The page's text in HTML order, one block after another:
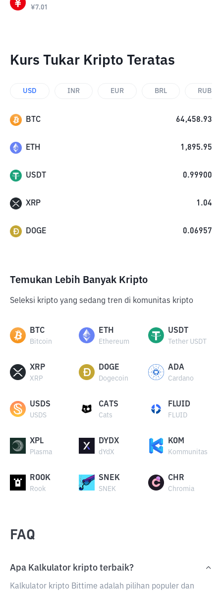
¥7.01
Kurs Tukar Kripto Teratas
USD INR EUR BRL RUB
BTC 64,458.93
ETH 1,895.95
USDT 0.99900
XRP 1.04
DOGE 0.06957
Temukan Lebih Banyak Kripto
Seleksi kripto yang sedang tren di komunitas kripto
BTC
Bitcoin
ETH
Ethereum
USDT
Tether USDT
XRP
XRP
DOGE
Dogecoin
ADA
Cardano
USDS
USDS
CATS
Cats
FLUID
FLUID
XPL
Plasma
DYDX
dYdX
KOM
Kommunitas
ROOK
Rook
SNEK
SNEK
CHR
Chromia
FAQ
Apa Kalkulator kripto terbaik?
Kalkulator kripto Bittime adalah pilihan populer dan